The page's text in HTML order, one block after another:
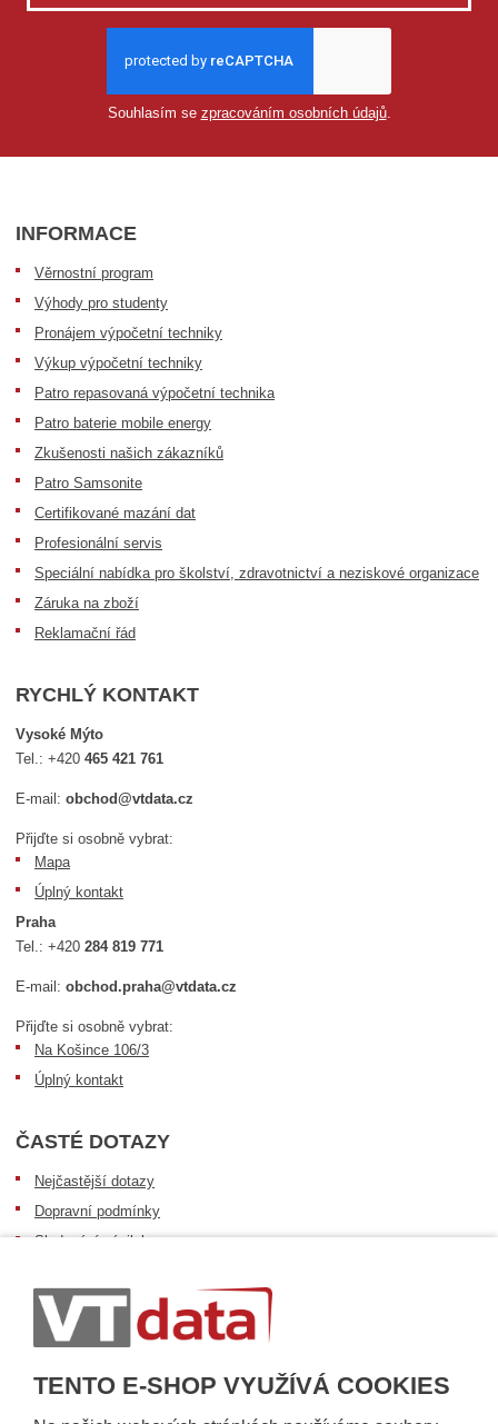
TENTO E-SHOP VYUŽÍVÁ COOKIES
Souhlasím se zpracováním osobních údajů.
INFORMACE
Věrnostní program
Výhody pro studenty
Pronájem výpočetní techniky
Výkup výpočetní techniky
Patro repasovaná výpočetní technika
Patro baterie mobile energy
Zkušenosti našich zákazníků
Patro Samsonite
Certifikované mazání dat
Profesionální servis
Speciální nabídka pro školství, zdravotnictví a neziskové organizace
Záruka na zboží
Reklamační řád
RYCHLÝ KONTAKT
Vysoké Mýto
Tel.:+420465 421 761
E-mail:obchod@vtdata.cz
Přijďte si osobně vybrat:
Mapa
Úplný kontakt
Praha
Tel.:+420284 819 771
E-mail:obchod.praha@vtdata.cz
Přijďte si osobně vybrat:
Na Košince 106/3
Úplný kontakt
ČASTÉ DOTAZY
Nejčastější dotazy
Dopravní podmínky
Sledování zásilek
Informace k dostupnosti zboží
Obecné informace